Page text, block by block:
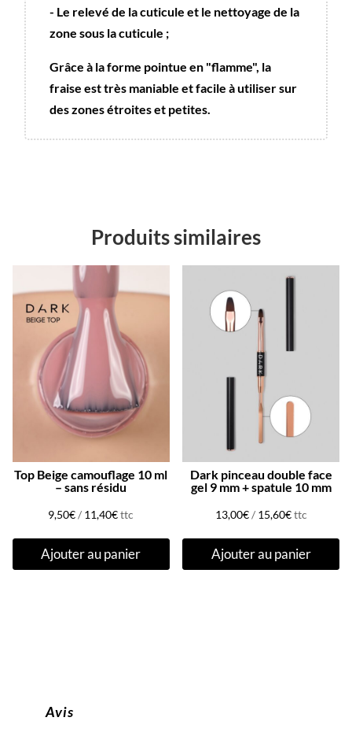
- Le relevé de la cuticule et le nettoyage de la
zone sous la cuticule ;
Grâce à la forme pointue en "flamme", la
fraise est très maniable et facile à utiliser sur
des zones étroites et petites.
Produits similaires
Top Beige camouflage 10 ml
– sans résidu
9,50€/ 11,40€ttc
Ajouter au panier
Dark pinceau double face
gel 9 mm + spatule 10 mm
13,00€/ 15,60€ttc
Ajouter au panier
Avis